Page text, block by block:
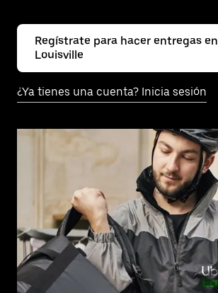
Regístrate para hacer entregas en
Louisville
¿Ya tienes una cuenta? Inicia sesión